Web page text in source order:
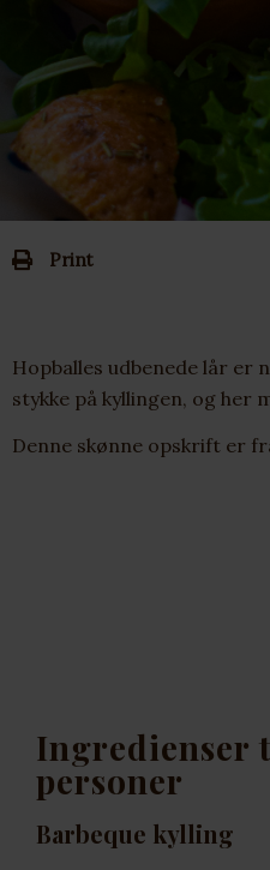
Print
Hopballes udbenede lår er
stykke på kyllingen, og her
Denne skønne opskrift er
Ingredienser
personer
Barbeque kylling